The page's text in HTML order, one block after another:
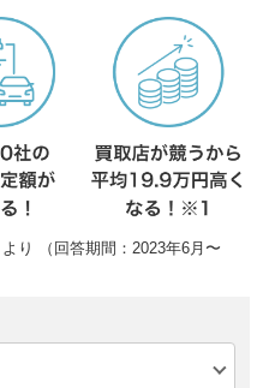
り （回答期間：2023年6月〜